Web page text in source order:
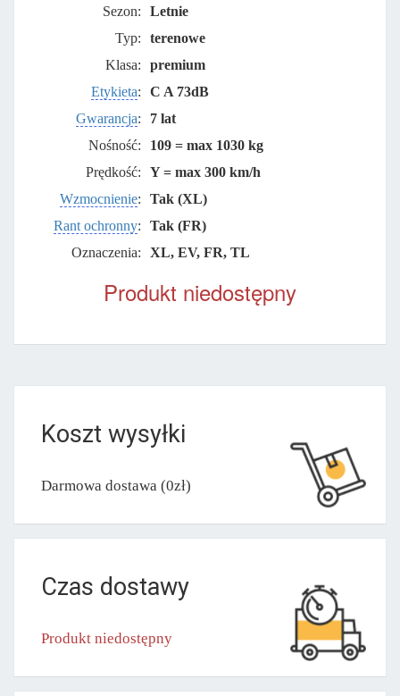
Sezon:
Letnie
Typ:
terenowe
Klasa:
premium
Etykieta:
C A 73dB
Gwarancja:
7 lat
Nośność:
109 = max 1030 kg
Prędkość:
Y = max 300 km/h
Wzmocnienie:
Tak (XL)
Rant ochronny:
Tak (FR)
Oznaczenia:
XL, EV, FR, TL
Produkt niedostępny
Koszt wysyłki
Darmowa dostawa (0zł)
Czas dostawy
Produkt niedostępny